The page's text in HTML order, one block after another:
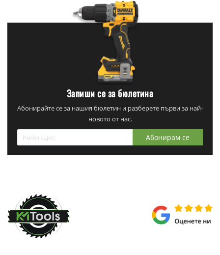
Запиши се за бюлетина
Абонирайте се за нашия бюлетин и разберете първи за най-
новото от нас.
Абонирам се